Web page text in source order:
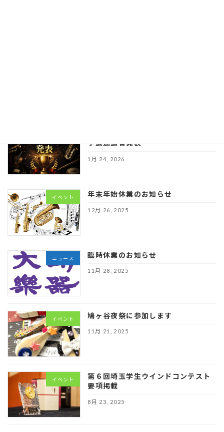
予選通過者発表
1月 24, 2026
イベント 年末年始休業のお知らせ
12月 26, 2025
ニュース 臨時休業のお知らせ
11月 28, 2025
イベント 鳩ヶ谷夜祭に参加します
11月 21, 2025
イベント
第６回埼玉学生ウインドコンテスト
要項掲載
8月 23, 2025